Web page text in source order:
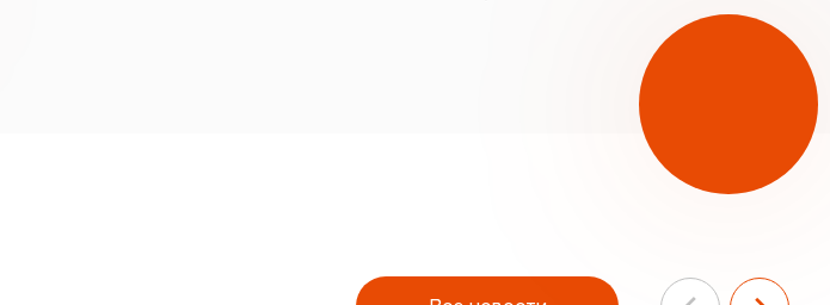
Возможность поддержания температуры воды в бойлере косвенного нагрева
Еженедельная автоматическая профилактика размножения легионелл в
Удаленное управление температурой ГВС через приложение Яндекс.Алиса на